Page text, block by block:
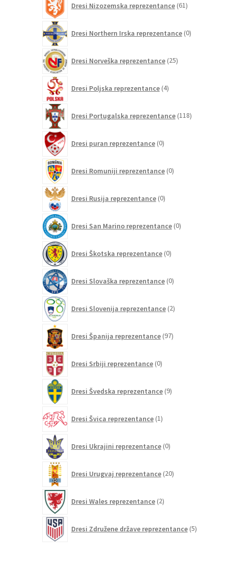
Dresi Nizozemska reprezentance 61izdelkov
Dresi Northern Irska reprezentance 0izdelkov
Dresi Norveška reprezentance 25izdelkov
Dresi Poljska reprezentance 4izdelki
Dresi Portugalska reprezentance 118izdelkov
Dresi puran reprezentance 0izdelkov
Dresi Romuniji reprezentance 0izdelkov
Dresi Rusija reprezentance 0izdelkov
Dresi San Marino reprezentance 0izdelkov
Dresi Škotska reprezentance 0izdelkov
Dresi Slovaška reprezentance 0izdelkov
Dresi Slovenija reprezentance 2izdelka
Dresi Španija reprezentance 97izdelkov
Dresi Srbiji reprezentance 0izdelkov
Dresi Švedska reprezentance 9izdelkov
Dresi Švica reprezentance 1izdelek
Dresi Ukrajini reprezentance 0izdelkov
Dresi Urugvaj reprezentance 20izdelkov
Dresi Wales reprezentance 2izdelka
Dresi Združene države reprezentance 5izdelkov